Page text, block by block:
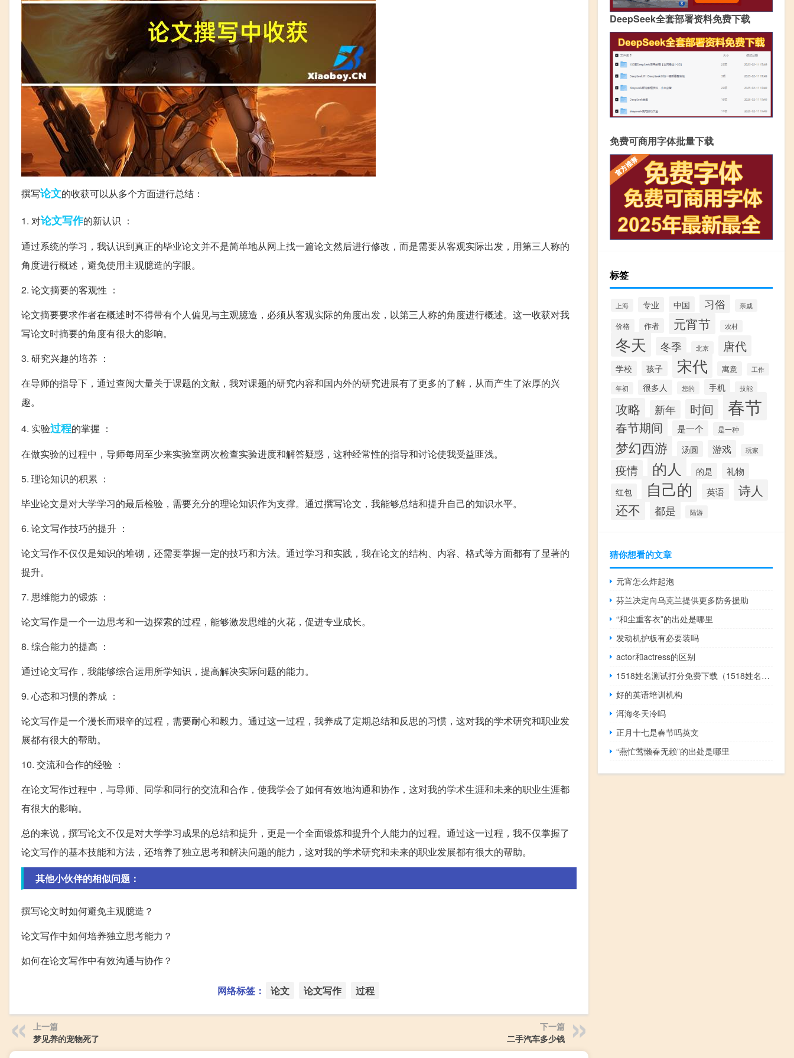
撰写论文的收获可以从多个方面进行总结：
1. 对论文写作的新认识 ：
通过系统的学习，我认识到真正的毕业论文并不是简单地从网上找一篇论文然后进行修改，而是需要从客观实际出发，用第三人称的
角度进行概述，避免使用主观臆造的字眼。
2. 论文摘要的客观性 ：
论文摘要要求作者在概述时不得带有个人偏见与主观臆造，必须从客观实际的角度出发，以第三人称的角度进行概述。这一收获对我
写论文时摘要的角度有很大的影响。
3. 研究兴趣的培养 ：
在导师的指导下，通过查阅大量关于课题的文献，我对课题的研究内容和国内外的研究进展有了更多的了解，从而产生了浓厚的兴
趣。
4. 实验过程的掌握 ：
在做实验的过程中，导师每周至少来实验室两次检查实验进度和解答疑惑，这种经常性的指导和讨论使我受益匪浅。
5. 理论知识的积累 ：
毕业论文是对大学学习的最后检验，需要充分的理论知识作为支撑。通过撰写论文，我能够总结和提升自己的知识水平。
6. 论文写作技巧的提升 ：
论文写作不仅仅是知识的堆砌，还需要掌握一定的技巧和方法。通过学习和实践，我在论文的结构、内容、格式等方面都有了显著的
提升。
7. 思维能力的锻炼 ：
论文写作是一个一边思考和一边探索的过程，能够激发思维的火花，促进专业成长。
8. 综合能力的提高 ：
通过论文写作，我能够综合运用所学知识，提高解决实际问题的能力。
9. 心态和习惯的养成 ：
论文写作是一个漫长而艰辛的过程，需要耐心和毅力。通过这一过程，我养成了定期总结和反思的习惯，这对我的学术研究和职业发
展都有很大的帮助。
10. 交流和合作的经验 ：
在论文写作过程中，与导师、同学和同行的交流和合作，使我学会了如何有效地沟通和协作，这对我的学术生涯和未来的职业生涯都
有很大的影响。
总的来说，撰写论文不仅是对大学学习成果的总结和提升，更是一个全面锻炼和提升个人能力的过程。通过这一过程，我不仅掌握了
论文写作的基本技能和方法，还培养了独立思考和解决问题的能力，这对我的学术研究和未来的职业发展都有很大的帮助。
其他小伙伴的相似问题：
撰写论文时如何避免主观臆造？
论文写作中如何培养独立思考能力？
如何在论文写作中有效沟通与协作？
网络标签： 论文 论文写作 过程
上一篇
梦见养的宠物死了
下一篇
二手汽车多少钱
DeepSeek全套部署资料免费下载
免费可商用字体批量下载
标签
上海 专业 中国 习俗 亲戚
价格 作者 元宵节 农村
冬天 冬季 北京 唐代
学校 孩子 宋代 寓意 工作
年初 很多人 您的 手机 技能
攻略 新年 时间 春节
春节期间 是一个 是一种
梦幻西游 汤圆 游戏 玩家
疫情 的人 的是
礼物
红包
自己的 英语
诗人
还不
都是 陆游
猜你想看的文章
元宵怎么炸起泡
芬兰决定向乌克兰提供更多防务援助
“和尘重客衣”的出处是哪里
发动机护板有必要装吗
actor和actress的区别
1518姓名测试打分免费下载（1518姓名测试打分免费）
好的英语培训机构
洱海冬天冷吗
正月十七是春节吗英文
“燕忙莺懒春无赖”的出处是哪里